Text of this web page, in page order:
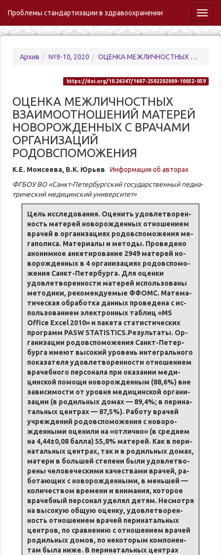
Проблемы стандартизации в здравоохранении
Архив №9-10, 2020 ОЦЕНКА МЕЖЛИЧНОСТНЫХ ВЗАИМООТНОШЕНИЙ МАТЕРЕЙ НОВОРОЖДЕННЫХ С ВРАЧАМИ ОРГАНИЗАЦИЙ РОДОВСПОМОЖЕНИЯ
https://doi.org/10.26347/1607-2502202009-10052-059
ОЦЕНКА МЕЖЛИЧНОСТНЫХ
ВЗАИМООТНОШЕНИЙ МАТЕРЕЙ
НОВОРОЖДЕННЫХ С ВРАЧАМИ
ОРГАНИЗАЦИЙ
РОДОВСПОМОЖЕНИЯ
К.Е. Мо­и­се­е­ва, В.К. Юрьев
Информация об авторах
ФГБОУ ВО «Санкт-Пе­тер­бург­ский го­су­дар­ствен­ный пе­диа­
три­че­ский ме­ди­цинский уни­вер­си­тет»
Цель ис­сле­до­ва­ния. Оце­нить удовле­тво­рен­
ность ма­терей но­во­ро­жден­ных от­но­ше­ни­ем
вра­чей в ор­га­ни­за­ци­ях ро­до­вспо­мо­же­ния ме­
га­по­ли­са. Ма­те­ри­а­лы и ме­то­ды. Про­ве­де­но
ано­ним­ное анке­ти­ро­ва­ние 2949 ма­терей но­
во­ро­жден­ных в 4 ор­га­ни­за­ци­ях ро­до­вспо­мо­
же­ния Санкт-Пе­тер­бурга. Для оцен­ки
удовле­тво­рен­но­сти ма­терей ис­поль­зо­ва­ны
ме­то­ди­ки, ре­ко­мен­ду­е­мые ФФОМС. Ма­те­ма­
ти­че­ская об­ра­ботка дан­ных про­ве­де­на с ис­
поль­зо­ва­ни­ем элек­трон­ных та­блиц «MS
Office Excel 2010» и па­ке­та ста­ти­сти­че­ских
про­грамм PASW STATISTICS.Ре­зульта­ты. Ор­
га­ни­за­ции ро­до­вспо­мо­же­ния Санкт-Пе­тер­
бурга име­ют вы­со­кий уро­вень ин­те­граль­но­го
по­ка­за­те­ля удовле­тво­рен­но­сти от­но­ше­ни­ем
вра­чеб­но­го пер­со­на­ла при ока­за­нии ме­ди­
цинской по­мо­щи но­во­ро­жден­ным (88,6%) вне
за­ви­си­мо­сти от уров­ня ме­ди­цинской ор­га­ни­
за­ции (в ро­диль­ных до­мах — 89,4%; в пе­ри­на­
таль­ных цен­трах — 87,5%). Ра­бо­ту вра­чей
учре­жде­ний ро­до­вспо­мо­же­ния с но­во­ро­
жден­ными оце­ни­ли на «от­лич­но» (в сред­нем
на 4,44±0,08 бал­ла) 55,8% ма­терей. Как в пе­ри­
на­таль­ных цен­трах, так и в ро­диль­ных до­мах,
ма­те­ри в большей сте­пе­ни бы­ли удовле­тво­
ре­ны че­ло­ве­че­ски­ми ка­че­ства­ми вра­чей, ра­
бо­та­ю­щих с но­во­ро­жден­ными, в мень­шей —
ко­ли­че­ством вре­ме­ни и вни­ма­ния, ко­то­рое
вра­чеб­ный пер­со­нал уде­лял де­тям. Не­смот­ря
на вы­со­кую об­щую оцен­ку, удовле­тво­рен­
ность от­но­ше­ни­ем вра­чей пе­ри­на­таль­ных
цен­тров, по срав­не­нию с от­но­ше­ни­ем вра­чей
ро­диль­ных до­мов, по не­ко­то­рым компо­нен­
там бы­ла ни­же. В пе­ри­на­таль­ных цен­трах